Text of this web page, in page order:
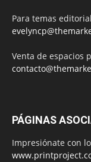
Para temas
Venta de espacios
PÁGINAS
Impresiónate con